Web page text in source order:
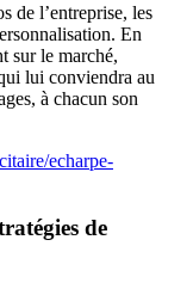
de l’entreprise, les
En
sur le marché,
lui conviendra au
à chacun son
echarpe-
de